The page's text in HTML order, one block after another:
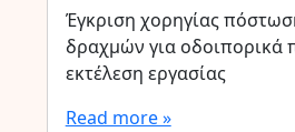
Έγκριση χορηγίας
δραχμών για οδοιπορικά
εκτέλεση εργασίας
Read more »